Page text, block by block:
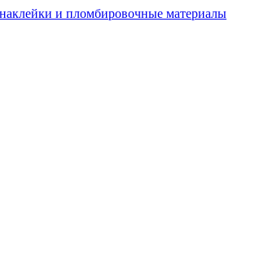
и пломбировочные материалы